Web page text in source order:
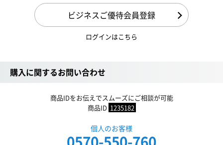
ビジネスご優待会員登録
ログインはこちら
購入に関するお問い合わせ
商品IDをお伝えでスムーズにご相談が可能
商品ID 1235182
個人のお客様